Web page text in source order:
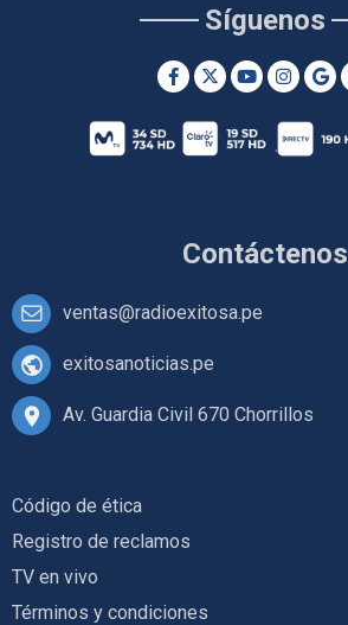
Contáctenos
ventas@radioexitosa.pe
exitosanoticias.pe
Av. Guardia Civil 670 Chorrillos
Síguenos
Código de ética
Registro de reclamos
TV en vivo
Términos y condiciones